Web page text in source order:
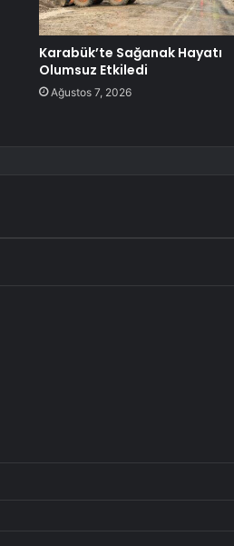
Karabük’te Sağanak Hayatı
Olumsuz Etkiledi
Ağustos 7, 2026